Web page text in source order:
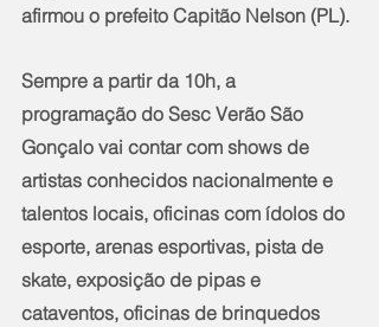
afirmou o prefeito Capitão Nelson (PL).
Sempre a partir da 10h, a
programação do Sesc Verão São
Gonçalo vai contar com shows de
artistas conhecidos nacionalmente e
talentos locais, oficinas com ídolos do
esporte, arenas esportivas, pista de
skate, exposição de pipas e
cataventos, oficinas de brinquedos